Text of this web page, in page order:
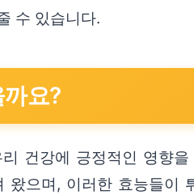
수 있습니다.
요?
건강에 긍정적인 영향
으며, 이러한 효능들